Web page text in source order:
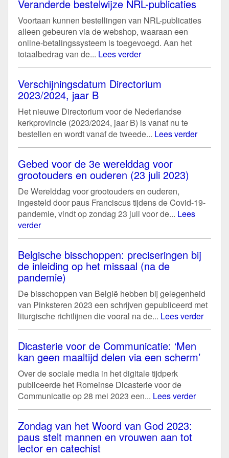
Veranderde bestelwijze NRL-publicaties
Voortaan kunnen bestellingen van NRL-publicaties
alleen gebeuren via de webshop, waaraan een
online-betalingssysteem is toegevoegd. Aan het
totaalbedrag van de... Lees verder
Verschijningsdatum Directorium
2023/2024, jaar B
Het nieuwe Directorium voor de Nederlandse
kerkprovincie (2023/2024, jaar B) is vanaf nu te
bestellen en wordt vanaf de tweede... Lees verder
Gebed voor de 3e werelddag voor
grootouders en ouderen (23 juli 2023)
De Werelddag voor grootouders en ouderen,
ingesteld door paus Franciscus tijdens de Covid-19-
pandemie, vindt op zondag 23 juli voor de... Lees
verder
Belgische bisschoppen: preciseringen bij
de inleiding op het missaal (na de
pandemie)
De bisschoppen van België hebben bij gelegenheid
van Pinksteren 2023 een schrijven gepubliceerd met
liturgische richtlijnen die vooral na de... Lees verder
Dicasterie voor de Communicatie: ‘Men
kan geen maaltijd delen via een scherm’
Over de sociale media in het digitale tijdperk
publiceerde het Romeinse Dicasterie voor de
Communicatie op 28 mei 2023 een... Lees verder
Zondag van het Woord van God 2023:
paus stelt mannen en vrouwen aan tot
lector en catechist